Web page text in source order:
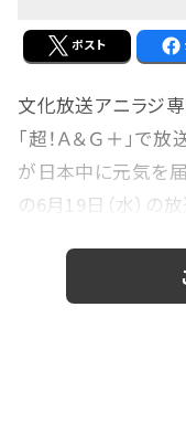
ポスト
文化放送アニラジ
「超！Ａ＆Ｇ＋」で
が日本中に元気を届
の6月19日（水）の
曜日午前7時に放送
曜）、松村龍之介（